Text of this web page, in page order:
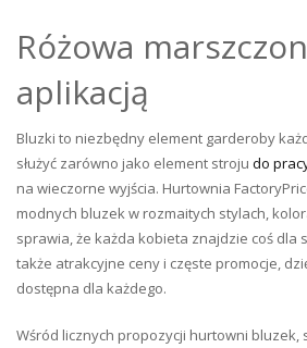
Różowa
aplikacją
Bluzki to niezbędny element garderoby
służyć zarówno jako element stroju do
na wieczorne wyjścia. Hurtownia
modnych bluzek w rozmaitych stylach,
sprawia, że każda kobieta znajdzie coś dla
także atrakcyjne ceny i częste promocje,
dostępna dla każdego.
Wśród licznych propozycji hurtowni bluzek,